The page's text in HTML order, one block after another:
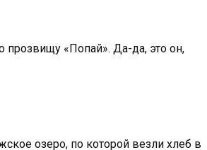
прозвищу «Попай». Да-да, это он,
озеро, по которой везли хлеб в